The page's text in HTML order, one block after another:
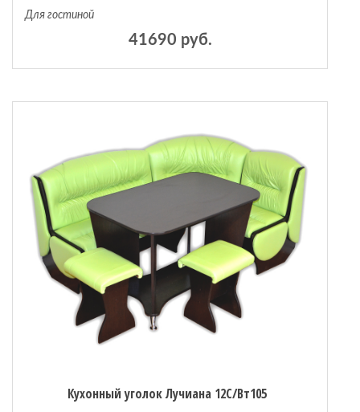
Для гостиной
41690 руб.
Кухонный уголок Лучиана 12С/Вт105